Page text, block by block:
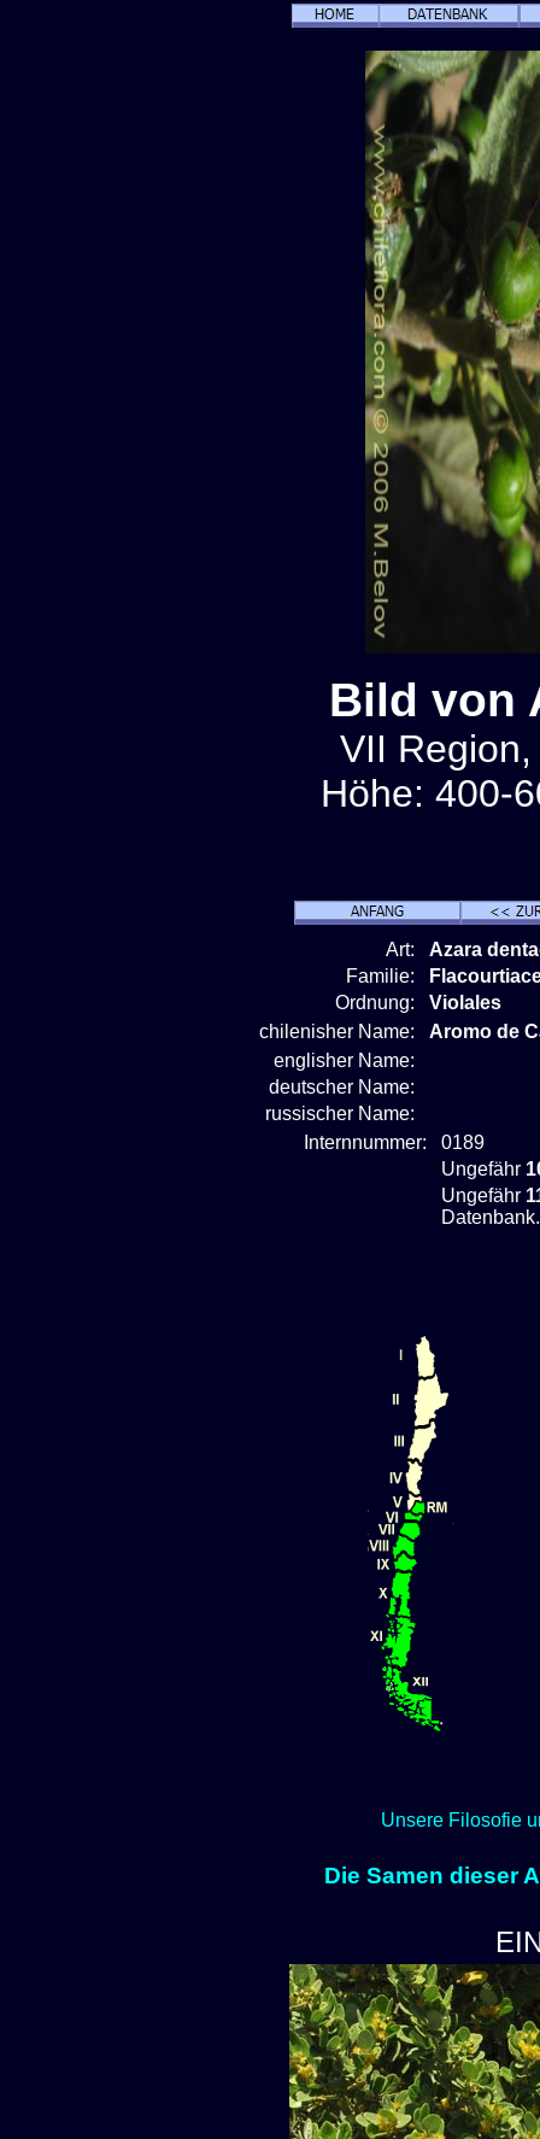
Bild von
VII
Höhe: 400-
Art:
Azara
Familie:
Ordnung:
Violales
chilenisher Name:
Aromo de
englisher Name:
deutscher Name:
russischer Name:
Internnummer:
0189
Ungefähr
Ungefähr
Datenbank.
Unsere Filosofie
Die Samen dieser